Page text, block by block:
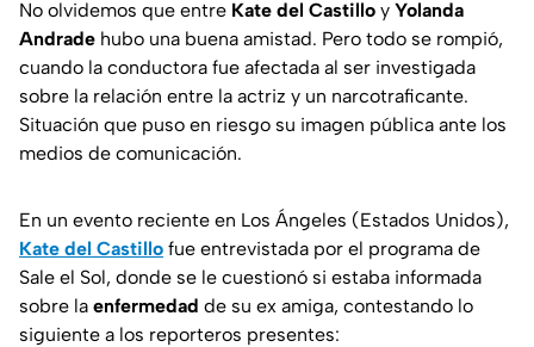
No olvidemos que entre Kate del Castillo y Yolanda
Andrade hubo una buena amistad. Pero todo se rompió,
cuando la conductora fue afectada al ser investigada
sobre la relación entre la actriz y un narcotraficante.
Situación que puso en riesgo su imagen pública ante los
medios de comunicación.
En un evento reciente en Los Ángeles (Estados Unidos),
Kate del Castillo fue entrevistada por el programa de
Sale el Sol, donde se le cuestionó si estaba informada
sobre la enfermedad de su ex amiga, contestando lo
siguiente a los reporteros presentes: